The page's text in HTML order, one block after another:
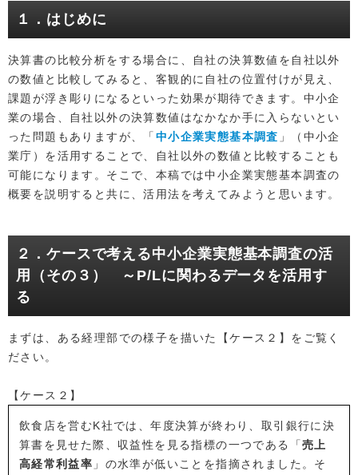
１．はじめに
決算書の比較分析をする場合に、自社の決算数値を自社以外
の数値と比較してみると、客観的に自社の位置付けが見え、
課題が浮き彫りになるといった効果が期待できます。中小企
業の場合、自社以外の決算数値はなかなか手に入らないとい
った問題もありますが、「 中小企業実態基本調査 」（中小企
業庁）を活用することで、自社以外の数値と比較することも
可能になります。そこで、本稿では中小企業実態基本調査の
概要を説明すると共に、活用法を考えてみようと思います。
２．ケースで考える中小企業実態基本調査の活
用（その３） ～P/Lに関わるデータを活用す
る
まずは、ある経理部での様子を描いた【ケース２】をご覧く
ださい。
【ケース２】
飲食店を営むK社では、年度決算が終わり、取引銀行に決
算書を見せた際、収益性を見る指標の一つである「売上
高経常利益率 」の水準が低いことを指摘されました。そ